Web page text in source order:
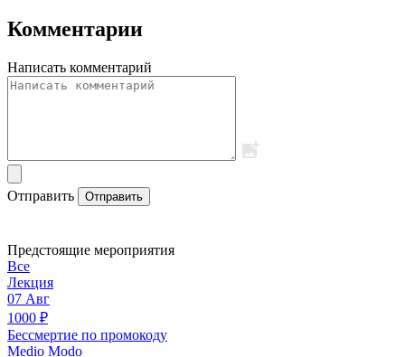
Комментарии
Написать комментарий
Отправить Отправить
Предстоящие мероприятия
Все
Лекция
07 Авг
1000 ₽
Бессмертие по промокоду
Medio Modo